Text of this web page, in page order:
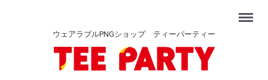
ウェアラブルPNGショップ ティーパーティー
Menu